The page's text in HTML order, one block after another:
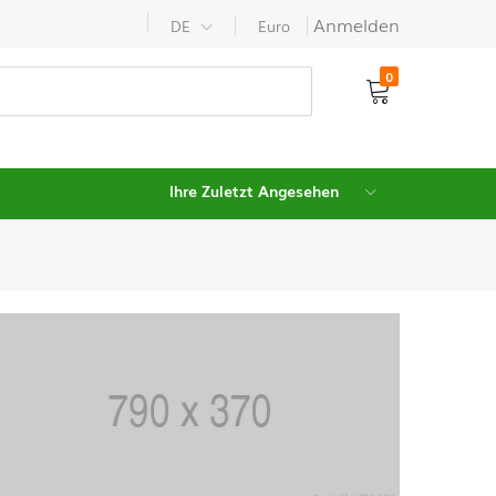
DE Euro Anmelden
0
Ihre Zuletzt Angesehen